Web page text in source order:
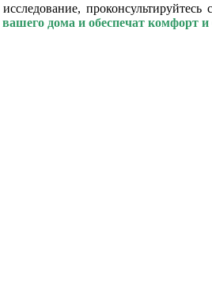
дома и обеспечат комфорт и